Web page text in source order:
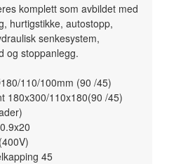
komplett som avbildet med
hurtigstikke, autostopp,
senkesystem,
og stoppanlegg.
110/100mm (90 /45)
180x300/110x180(90 /45)
45